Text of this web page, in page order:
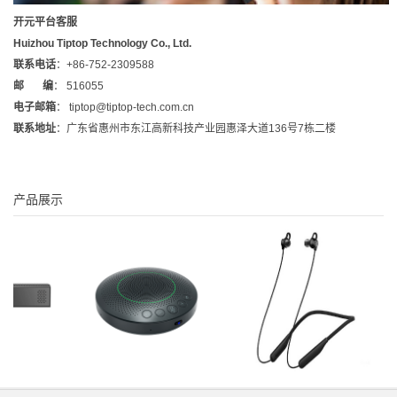
开元平台客服
Huizhou Tiptop Technology Co., Ltd.
联系电话：+86-752-2309588
邮 编 ： 516055
电子邮箱：tiptop@tiptop-tech.com.cn
联系地址：广东省惠州市东江高新科技产业园惠泽大道136号7栋二楼
产品展示